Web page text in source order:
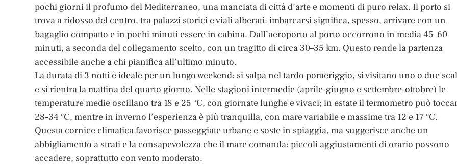
pochi giorni il profumo del Mediterraneo, una manciata di città d’arte e momenti di puro relax. Il porto si
trova a ridosso del centro, tra palazzi storici e viali alberati: imbarcarsi significa, spesso, arrivare con un
bagaglio compatto e in pochi minuti essere in cabina. Dall’aeroporto al porto occorrono in media 45–60
minuti, a seconda del collegamento scelto, con un tragitto di circa 30–35 km. Questo rende la partenza
accessibile anche a chi pianifica all’ultimo minuto.
La durata di 3 notti è ideale per un lungo weekend: si salpa nel tardo pomeriggio, si visitano uno o due
e si rientra la mattina del quarto giorno. Nelle stagioni intermedie (aprile-giugno e settembre-ottobre) le
temperature medie oscillano tra 18 e 25 °C, con giornate lunghe e vivaci; in estate il termometro può
28–34 °C, mentre in inverno l’esperienza è più tranquilla, con mare variabile e massime tra 12 e 17 °C.
Questa cornice climatica favorisce passeggiate urbane e soste in spiaggia, ma suggerisce anche un
abbigliamento a strati e la consapevolezza che il mare comanda: piccoli aggiustamenti di orario possono
accadere, soprattutto con vento moderato.